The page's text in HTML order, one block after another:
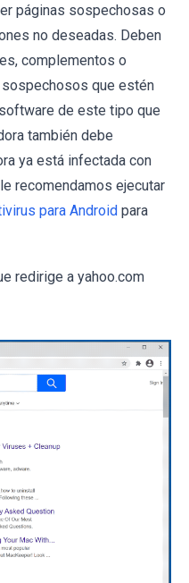
páginas sospechosas o
no deseadas. Deben
complementos o
que estén
de este tipo que
también debe
ya está infectada con
recomendamos ejecutar
para Android para
redirige a yahoo.com